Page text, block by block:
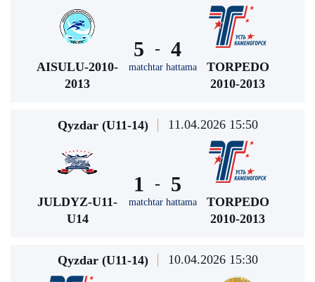
AISULU-2010-
2013
5 -
matchtar hattama
4
TORPEDO
2010-2013
Qyzdar (U11-14) 11.04.2026 15:50
JULDYZ-U11-
U14
1 -
matchtar hattama
5
TORPEDO
2010-2013
Qyzdar (U11-14) 10.04.2026 15:30